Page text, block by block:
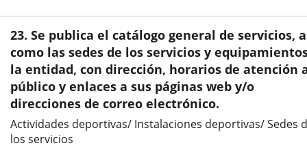
23. Se publica el catálogo general de servicios,
como las sedes de los servicios y
la entidad, con dirección, horarios de atención
público y enlaces a sus páginas web y/o
direcciones de correo electrónico.
Actividades deportivas/ Instalaciones deportivas/ Sedes
los servicios